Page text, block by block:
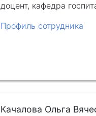
доцент, кафедра
Профиль сотрудника
Качалова Ольга